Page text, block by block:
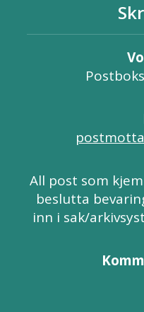
All post som
beslutta
inn i sak/